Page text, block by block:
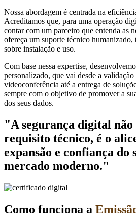
Nossa abordagem é centrada na
Acreditamos que, para uma operação
contar com um parceiro que entenda as
ofereça um suporte técnico humanizado,
sobre instalação e uso.
Com base nessa expertise,
personalizado, que vai desde a
videoconferência até a entrega de
sempre com o objetivo de promover a
dos seus dados.
"A segurança digital não
requisito técnico, é o
expansão e confiança do
mercado moderno."
Como funciona a